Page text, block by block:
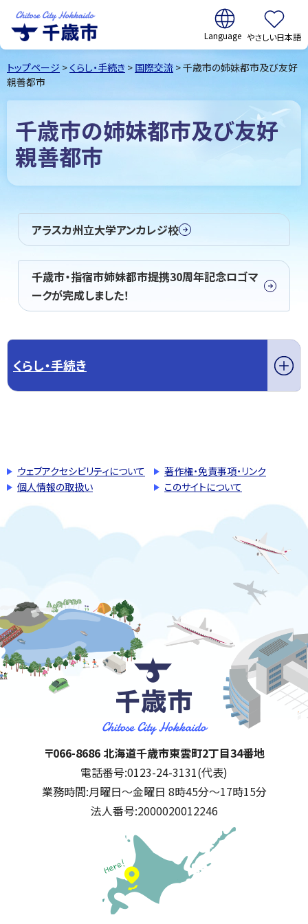
千歳市Chitose
City Hokkaido
翻訳:
やさしい日本語
トップページ > くらし・手続き > 国際交流 > 千歳市の姉妹都市及び友好
親善都市
千歳市の姉妹都市及び友好
親善都市
アラスカ州立大学アンカレジ校
千歳市・指宿市姉妹都市提携30周年記念ロゴマ
ークが完成しました！
くらし・手続き
ウェブアクセシビリティについて
著作権・免責事項・リンク
個人情報の取扱い
このサイトについて
千歳市
住所:
〒066-8686 北海道千歳市東雲町2丁目34番地
電話番号:0123-24-3131(代表)
業務時間:月曜日～金曜日 8時45分～17時15分
法人番号:2000020012246